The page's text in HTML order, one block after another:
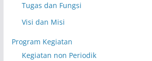
Tugas dan Fungsi
Visi dan Misi
Program Kegiatan
Kegiatan non Periodik